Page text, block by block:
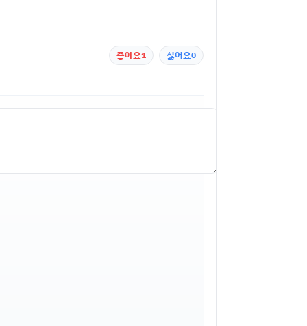
좋아요1 싫어요0